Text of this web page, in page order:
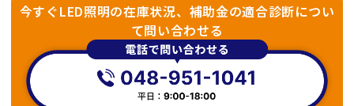
今すぐLED照明の在庫状況、補助金の適合診断につい
て問い合わせる